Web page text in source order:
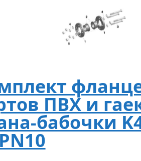
ПВХ и
бабочки